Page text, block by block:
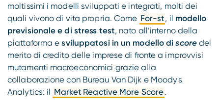
moltissimi i modelli sviluppati e integrati, molti dei
quali vivono di vita propria. Come For-st, il modello
previsionale e di stress test, nato all’interno della
piattaforma esviluppatosi in un modello discoredel
merito di credito delle imprese di fronte a improvvisi
mutamenti macroeconomici grazie alla
collaborazione con Bureau Van Dijk e Moody's
Analytics: il Market Reactive More Score.